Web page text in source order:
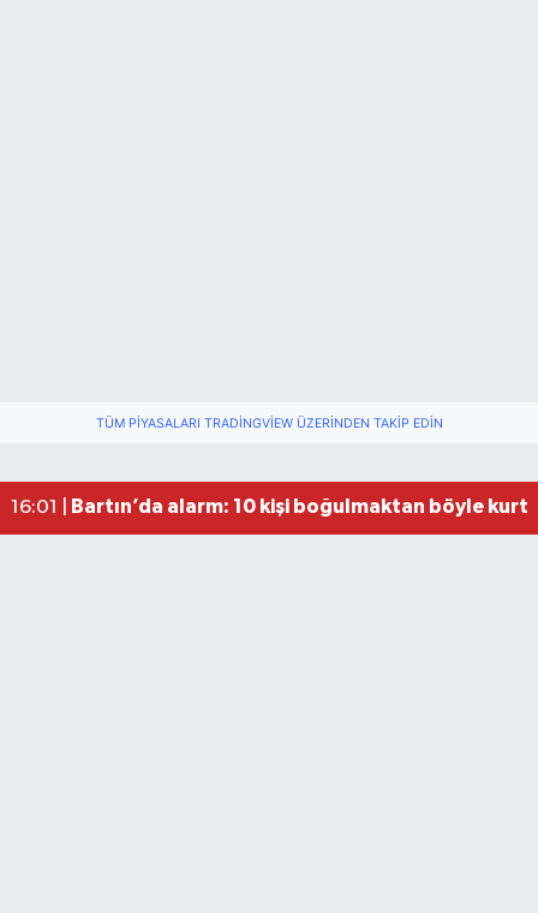
TÜM PIYASALARI TRADINGVIEW ÜZERINDEN TAKIP EDIN
16:01 |
Bartın’da alarm: 10 kişi boğulmaktan böyle